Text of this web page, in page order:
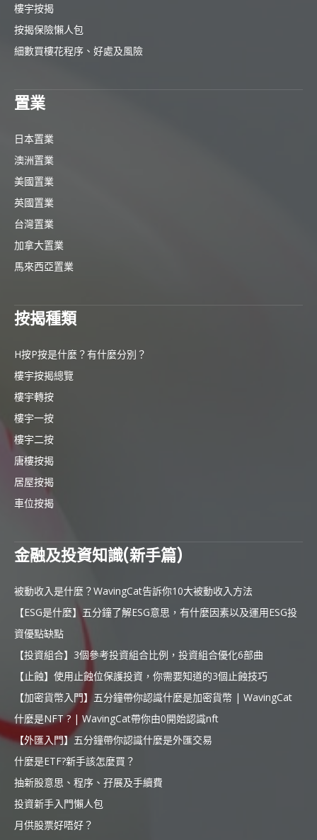
樓宇按揭
按揭保險懶人包
細數買樓花程序、好處及風險
置業
日本置業
澳洲置業
美國置業
英國置業
台灣置業
加拿大置業
馬來西亞置業
按揭種類
H按P按是什麼？有什麼分別？
樓宇按揭總覽
樓宇轉按
樓宇一按
樓宇二按
唐樓按揭
居屋按揭
車位按揭
金融及投資知識(新手篇)
被動收入是什麼？WavingCat告訴你10大被動收入方法
【ESG是什麼】五分鐘了解ESG意思，有什麼因素以及運用ESG投
資優點缺點
【投資組合】3個參考投資組合比例，投資組合優化6部曲
【止蝕】使用止蝕位保護投資，你需要知道的3個止蝕技巧
【加密貨幣入門】五分鐘帶你認識什麼是加密貨幣 | WavingCat
什麼是NFT ? | WavingCat帶你由0開始認識nft
【外匯入門】五分鐘帶你認識什麼是外匯交易
什麼是ETF?新手該怎麼買？
抽新股意思、程序、孖展及手續費
投資新手入門懶人包
月供股票好唔好？